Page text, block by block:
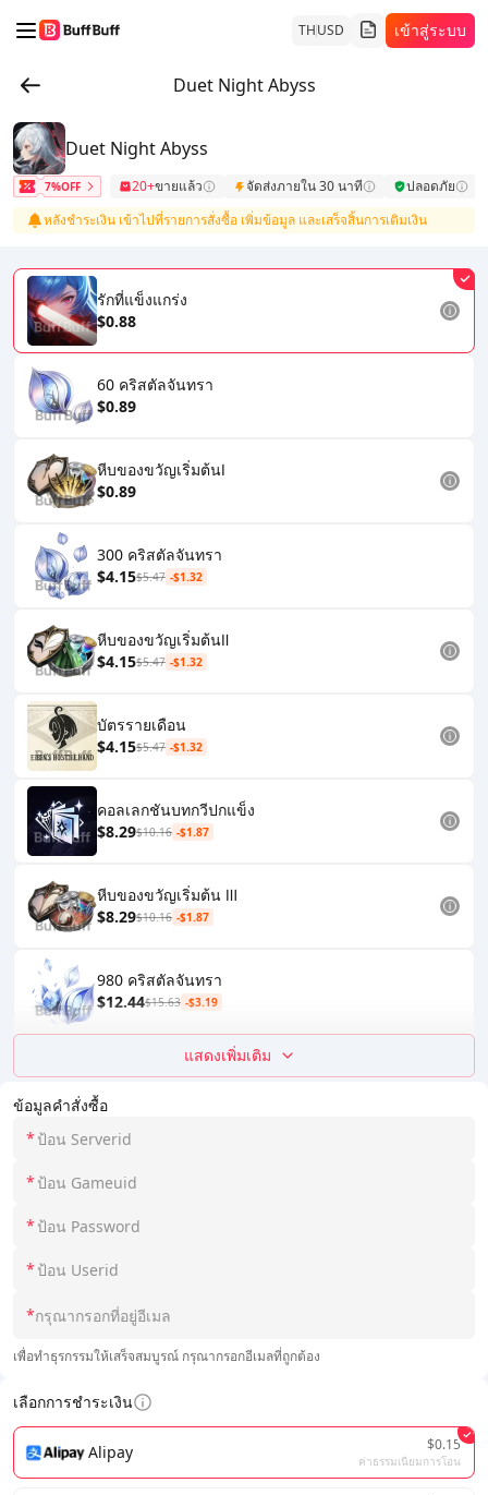
THUSD เข้าสู่ระบบ
Duet Night Abyss
ข้อมูลคำสั่งซื้อ
*
*
*
*
*
เพื่อทำธุรกรรมให้เสร็จสมบูรณ์ กรุณากรอกอีเมลที่ถูกต้อง
เลือกการชำระเงิน
Alipay $0.15
ค่าธรรมเนียมการโอน
Duet Night Abyss
7%OFF 20+ขายแล้ว จัดส่งภายใน 30 นาที
ปลอดภัย
หลังชำระเงิน เข้าไปที่รายการสั่งซื้อ เพิ่มข้อมูล และเสร็จสิ้นการเติมเงิน
รักที่แข็งแกร่ง
$0.88
60 คริสตัลจันทรา
$0.89
หีบของขวัญเริ่มต้นⅠ
$0.89
300 คริสตัลจันทรา
$4.15$5.47 -$1.32
หีบของขวัญเริ่มต้นⅡ
$4.15$5.47 -$1.32
บัตรรายเดือน
$4.15$5.47 -$1.32
คอลเลกชันบทกวีปกแข็ง
$8.29$10.16 -$1.87
หีบของขวัญเริ่มต้น Ⅲ
$8.29$10.16 -$1.87
980 คริสตัลจันทรา
$12.44$15.63 -$3.19
แสดงเพิ่มเติม